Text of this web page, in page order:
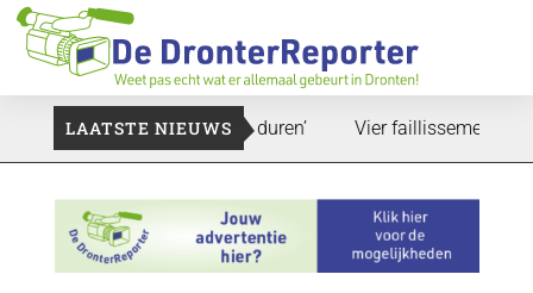
LAATSTE NIEUWS
zal ook nog wel even duren’ Vier faillissementen in